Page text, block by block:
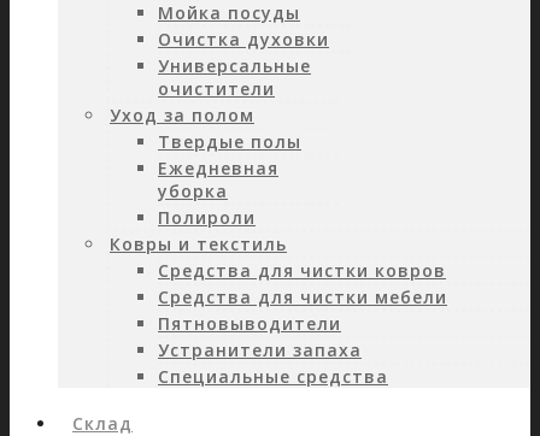
Мойка посуды
Очистка духовки
Универсальные
очистители
Уход за полом
Твердые полы
Ежедневная
уборка
Полироли
Ковры и текстиль
Средства для чистки ковров
Средства для чистки мебели
Пятновыводители
Устранители запаха
Специальные средства
Склад